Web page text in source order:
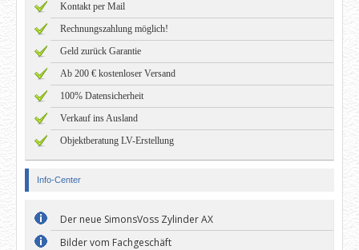
Kontakt per Mail
Rechnungszahlung möglich!
Geld zurück Garantie
Ab 200 € kostenloser Versand
100% Datensicherheit
Verkauf ins Ausland
Objektberatung LV-Erstellung
Info-Center
Der neue SimonsVoss Zylinder AX
Bilder vom Fachgeschäft